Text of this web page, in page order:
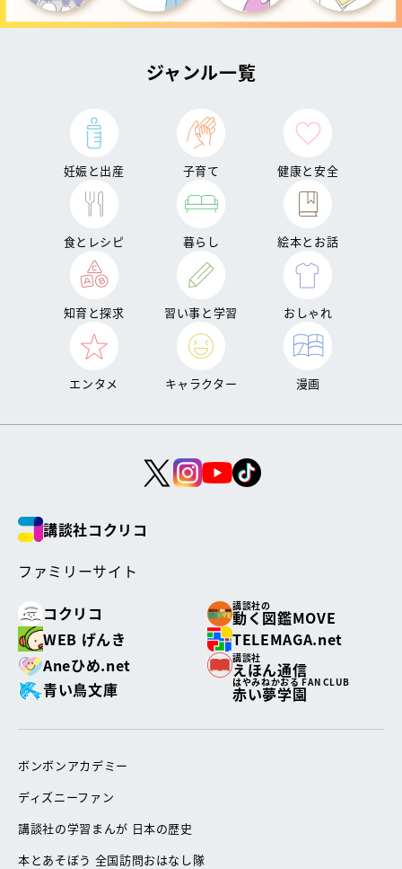
ジャンル一覧
妊娠と出産 子育て 健康と安全
食とレシピ 暮らし 絵本とお話
知育と探求 習い事と学習 おしゃれ
エンタメ キャラクター 漫画
講談社コクリコ
ファミリーサイト
コクリコ
講談社の
動く図鑑MOVE
WEB げんき
TELEMAGA.net
Aneひめ.net
講談社
えほん通信
青い鳥文庫
はやみねかおる FAN CLUB
赤い夢学園
ボンボンアカデミー
ディズニーファン
講談社の学習まんが 日本の歴史
本とあそぼう 全国訪問おはなし隊